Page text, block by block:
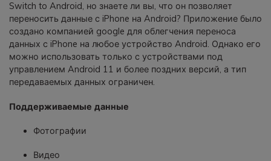
Switch to Android, но знаете ли вы, что он позволяет
переносить данные с iPhone на Android? Приложение было
создано компанией google для облегчения переноса
данных с iPhone на любое устройство Android. Однако его
можно использовать только с устройствами под
управлением Android 11 и более поздних версий, а тип
передаваемых данных ограничен.
Поддерживаемые данные
Фотографии
Видео